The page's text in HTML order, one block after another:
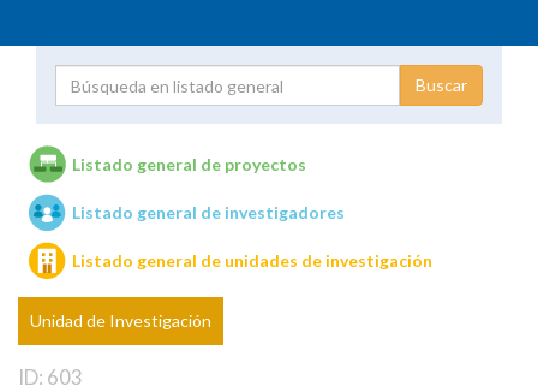
Unidades de investigación
Listado general de proyectos
Listado general de investigadores
Listado general de unidades de investigación
Unidad de Investigación
ID: 603